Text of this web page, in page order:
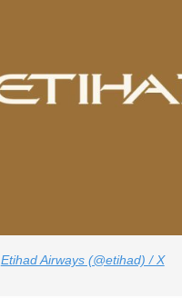
Etihad Airways (@etihad) / X